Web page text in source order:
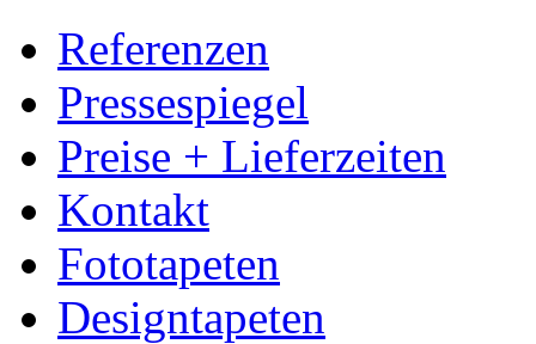
Referenzen
Pressespiegel
Preise + Lieferzeiten
Kontakt
Fototapeten
Designtapeten